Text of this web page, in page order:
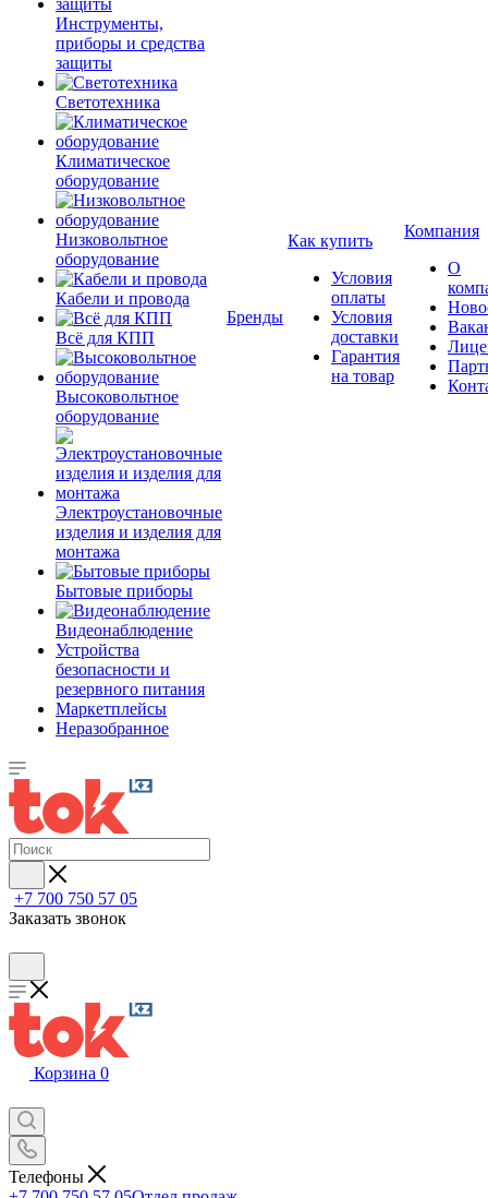
Инструменты,
приборы и средства
защиты
Светотехника
Климатическое
оборудование
Низковольтное
оборудование
Кабели и провода
Всё для КПП
Высоковольтное
оборудование
Электроустановочные
изделия и изделия для
монтажа
Бытовые приборы
Видеонаблюдение
Устройства
безопасности и
резервного питания
Маркетплейсы
Неразобранное
Бренды
Как купить
Условия
оплаты
Условия
доставки
Гарантия
на товар
Компания
О
+7 700 750 57 05
Заказать звонок
Корзина 0
Телефоны